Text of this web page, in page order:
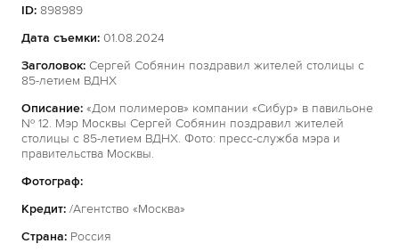
ID: 898989
Дата съемки: 01.08.2024
Заголовок: Сергей Собянин поздравил жителей столицы с
85-летием ВДНХ
Описание: «Дом полимеров» компании «Сибур» в павильоне
№ 12. Мэр Москвы Сергей Собянин поздравил жителей
столицы с 85-летием ВДНХ. Фото: пресс-служба мэра и
правительства Москвы.
Фотограф:
Кредит: /Агентство «Москва»
Страна: Россия